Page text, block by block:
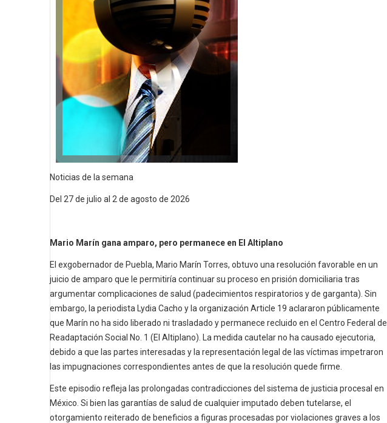
Noticias de la semana
Del 27 de julio al 2 de agosto de 2026
Mario Marín gana amparo, pero permanece en El Altiplano
El exgobernador de Puebla, Mario Marín Torres, obtuvo una resolución favorable en un
juicio de amparo que le permitiría continuar su proceso en prisión domiciliaria tras
argumentar complicaciones de salud (padecimientos respiratorios y de garganta). Sin
embargo, la periodista Lydia Cacho y la organización Article 19 aclararon públicamente
que Marín no ha sido liberado ni trasladado y permanece recluido en el Centro Federal de
Readaptación Social No. 1 (El Altiplano). La medida cautelar no ha causado ejecutoria,
debido a que las partes interesadas y la representación legal de las víctimas impetraron
las impugnaciones correspondientes antes de que la resolución quede firme.
Este episodio refleja las prolongadas contradicciones del sistema de justicia procesal en
México. Si bien las garantías de salud de cualquier imputado deben tutelarse, el
otorgamiento reiterado de beneficios a figuras procesadas por violaciones graves a los